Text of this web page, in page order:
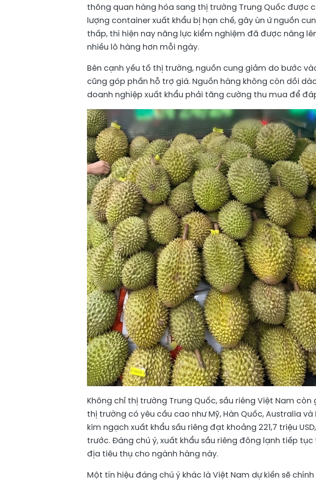
thông quan hàng hóa sang thị trường Trung Quốc được
lượng container xuất khẩu bị hạn chế, gây ùn ứ nguồn
thấp, thì hiện nay năng lực kiểm nghiệm đã được nâng
nhiều lô hàng hơn mỗi ngày.
Bên cạnh yếu tố thị trường, nguồn cung giảm do bước
cũng góp phần hỗ trợ giá. Nguồn hàng không còn dồi
doanh nghiệp xuất khẩu phải tăng cường thu mua để
Không chỉ thị trường Trung Quốc, sầu riêng Việt Nam
thị trường có yêu cầu cao như Mỹ, Hàn Quốc, Australia
kim ngạch xuất khẩu sầu riêng đạt khoảng 221,7 triệu
trước. Đáng chú ý, xuất khẩu sầu riêng đông lạnh tiếp
địa tiêu thụ cho ngành hàng này.
Một tín hiệu đáng chú ý khác là Việt Nam dự kiến sẽ